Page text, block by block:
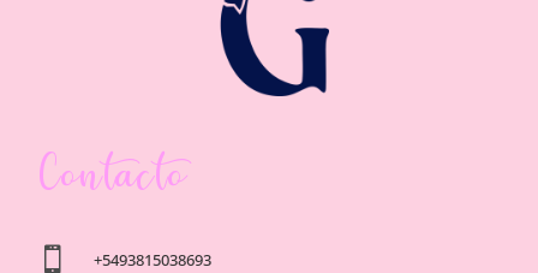
Contacto
 +5493815038693